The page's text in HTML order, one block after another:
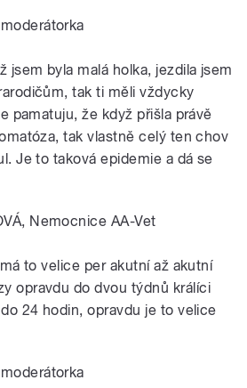
jsem byla malá holka, jezdila jsem
tak ti měli vždycky
pamatuju, že když přišla právě
tak vlastně celý ten chov
Je to taková epidemie a dá se
Nemocnice AA-Vet
to velice per akutní až akutní
opravdu do dvou týdnů králíci
24 hodin, opravdu je to velice